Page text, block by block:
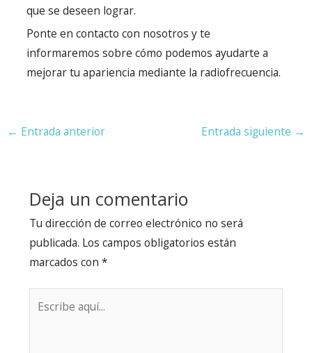
que se deseen lograr.
Ponte en contacto con nosotros y te
informaremos sobre cómo podemos ayudarte a
mejorar tu apariencia mediante la radiofrecuencia.
Navegación
← Entrada anterior Entrada siguiente →
Deja un comentario
Tu dirección de correo electrónico no será
publicada. Los campos obligatorios están
marcados con *